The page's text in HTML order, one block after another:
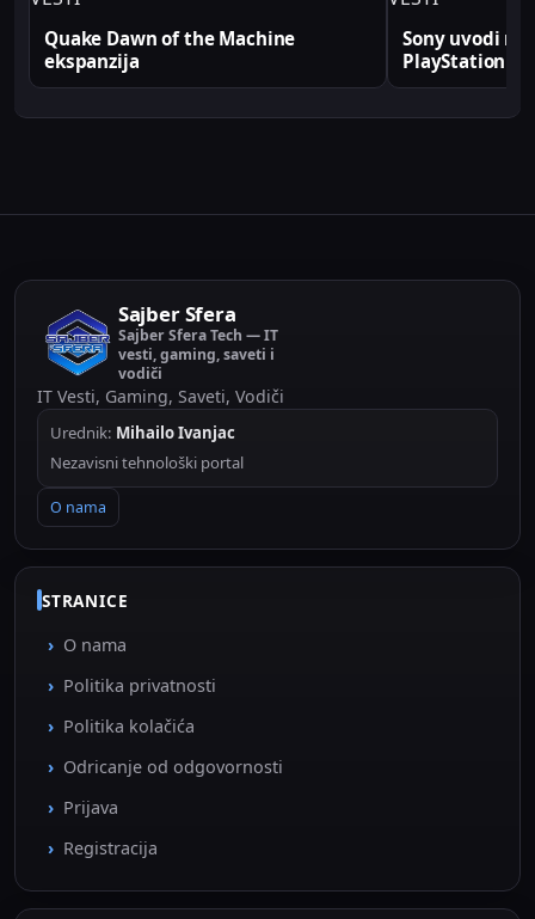
Quake Dawn of the Machine
ekspanzija
Sony uvodi
PlayStation
Sajber Sfera
Sajber Sfera Tech — IT
vesti, gaming, saveti i
vodiči
IT Vesti, Gaming, Saveti, Vodiči
Urednik: Mihailo Ivanjac
Nezavisni tehnološki portal
O nama
STRANICE
O nama
Politika privatnosti
Politika kolačića
Odricanje od odgovornosti
Prijava
Registracija